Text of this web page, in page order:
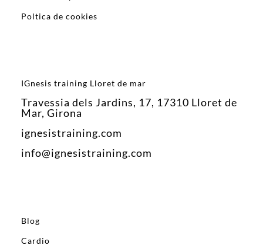
Poltica de cookies
IGnesis training Lloret de mar
Travessia dels Jardins, 17, 17310 Lloret de
Mar, Girona
ignesistraining.com
info@ignesistraining.com
Blog
Cardio